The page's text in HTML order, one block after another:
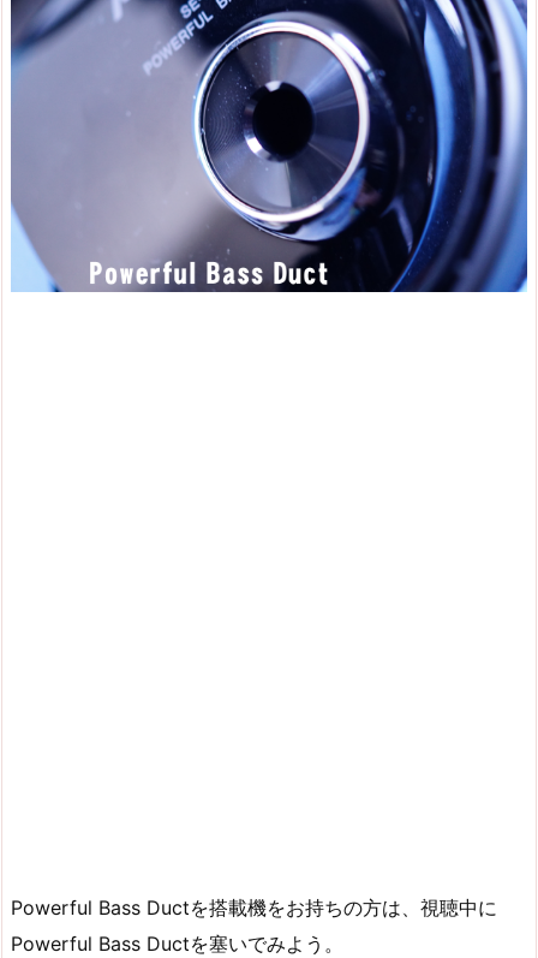
Powerful Bass Ductを搭載機をお持ちの方は、視聴中に
Powerful Bass Ductを塞いでみよう。